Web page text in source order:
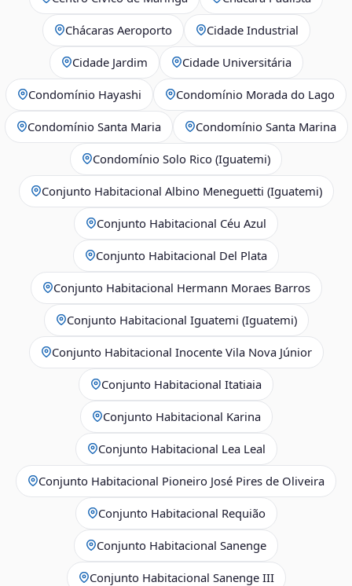
Chácaras Aeroporto Cidade Industrial
Cidade Jardim Cidade Universitária
Condomínio Hayashi Condomínio Morada do Lago
Condomínio Santa Maria Condomínio Santa Marina
Condomínio Solo Rico (Iguatemi)
Conjunto Habitacional Albino Meneguetti (Iguatemi)
Conjunto Habitacional Céu Azul
Conjunto Habitacional Del Plata
Conjunto Habitacional Hermann Moraes Barros
Conjunto Habitacional Iguatemi (Iguatemi)
Conjunto Habitacional Inocente Vila Nova Júnior
Conjunto Habitacional Itatiaia
Conjunto Habitacional Karina
Conjunto Habitacional Lea Leal
Conjunto Habitacional Pioneiro José Pires de Oliveira
Conjunto Habitacional Requião
Conjunto Habitacional Sanenge
Conjunto Habitacional Sanenge III